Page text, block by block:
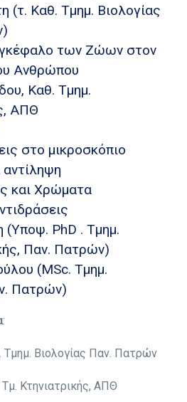
(τ. Καθ. Τμημ. Βιολογίας
των Ζώων στον
Ανθρώπου
Καθ. Τμημ.
ΑΠΘ
στο μικροσκόπιο
και Χρώματα
(Υποψ. PhD . Τμημ.
Παν. Πατρών)
(MSc. Τμημ.
Πατρών)
:
Τμημ. Βιολογίας Παν. Πατρών
Κτηνιατρικής, ΑΠΘ